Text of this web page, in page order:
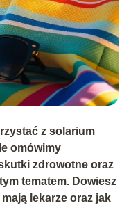
z solarium
omówimy
zdrowotne oraz
tematem. Dowiesz
lekarze oraz jak